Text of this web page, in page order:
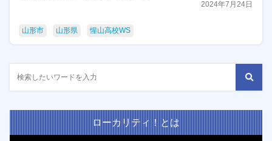
2024年7月24日
山形市 山形県 惺山高校WS
ローカリティ！とは